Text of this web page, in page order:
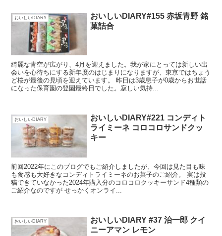
おいしいDIARY
おいしいDIARY#155 赤坂青野 銘
菓詰合
綺麗な青空が広がり、4月を迎えました。我が家にとっては新しい出
会いを心待ちにする新年度のはじまりになりますが、東京ではちょう
ど桜が最後の見頃を迎えています。 昨日は3歳息子が0歳からお世話
になった保育園の登園最終日でした。寂しい気持...
おいしいDIARY
おいしいDIARY#221 コンディト
ライミーネ コロコロサンドクッ
キー
前回2022年にこのブログでもご紹介しましたが、今回は見た目も味
も食感も大好きなコンディトライミーネのお菓子のご紹介。 実は投
稿できていなかった2024年購入分のコロコロクッキーサンド4種類の
ご紹介なのですが せっかくオンライ...
おいしいDIARY
おいしいDIARY #37 治一郎 クイ
ニーアマン レモン